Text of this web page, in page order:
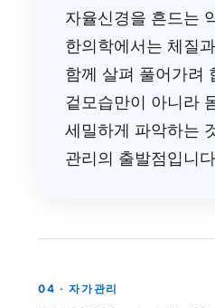
자율신경을 흔드는
한의학에서는 체질
함께 살펴 풀어가려
겉모습만이 아니라
세밀하게 파악하는
관리의 출발점입니
04 · 자가관리